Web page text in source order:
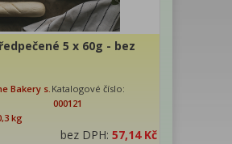
5 x 60g - bez
Bakery s. Katalogové číslo:
000121
kg
bez DPH: 57,14 Kč